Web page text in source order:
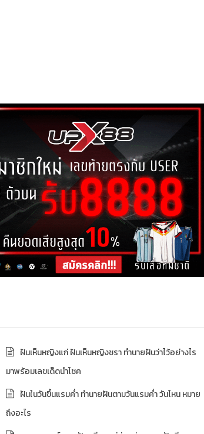
ฝันเห็นหญิงแก่ ฝันเห็นหญิงชรา ทำนายฝันว่าไว้อย่างไร
มาพร้อมเลขเด็ดนำโชค
ฝันในวันขึ้นแรมค่ำ ทำนายฝันตามวันแรมค่ำ วันไหน หมาย
ถึงอะไร